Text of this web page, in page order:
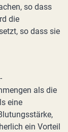
so dass
die
so dass sie
als die
eine
ein Vorteil